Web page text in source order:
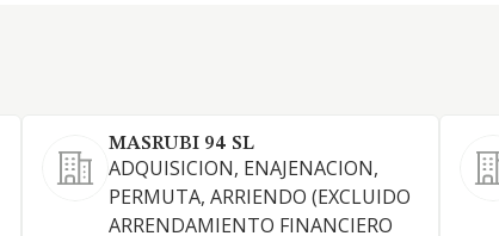
MASRUBI 94 SL
ADQUISICION, ENAJENACION,
PERMUTA, ARRIENDO (EXCLUIDO
ARRENDAMIENTO FINANCIERO